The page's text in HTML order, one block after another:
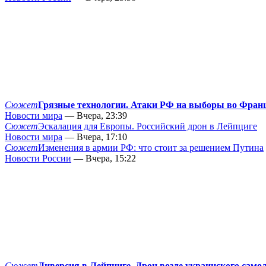
СюжетГрязные технологии. Атаки РФ на выборы во
Новости мира — Вчера, 23:39
СюжетЭскалация для Европы. Российский дрон в Лейпциге
Новости мира — Вчера, 17:10
СюжетИзменения в армии РФ: что стоит за решением Путина
Новости России — Вчера, 15:22